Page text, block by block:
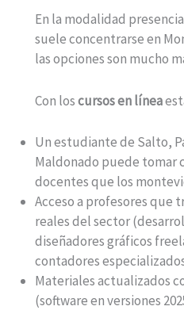
En la modalidad
suele concentrarse en
las opciones son mucho
Con loscursos en línea
Un estudiante de Salto,
Maldonado puede tomar
docentes que los
Acceso a profesores que
reales del sector
diseñadores gráficos
contadores
Materiales actualizados
(software en versiones